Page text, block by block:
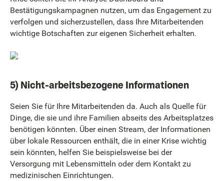
Bestätigungskampagnen nutzen, um das Engagement zu
verfolgen und sicherzustellen, dass Ihre Mitarbeitenden
wichtige Botschaften zur eigenen Sicherheit erhalten.
5) Nicht-arbeitsbezogene Informationen
Seien Sie für Ihre Mitarbeitenden da. Auch als Quelle für
Dinge, die sie und ihre Familien abseits des Arbeitsplatzes
benötigen könnten. Über einen Stream, der Informationen
über lokale Ressourcen enthält, die in einer Krise wichtig
sein könnten, helfen Sie beispielsweise bei der
Versorgung mit Lebensmitteln oder dem Kontakt zu
medizinischen Einrichtungen.